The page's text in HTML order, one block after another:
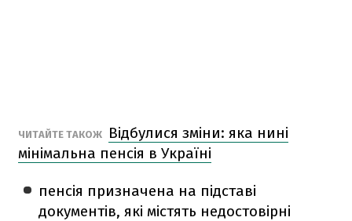
ЧИТАЙТЕ ТАКОЖ
Відбулися зміни: яка нині
мінімальна пенсія в Україні
пенсія призначена на підставі
документів, які містять недостовірні